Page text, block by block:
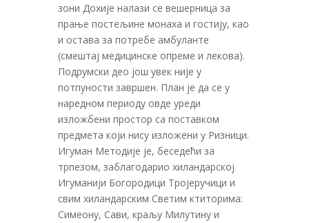
зони Дохије налази се вешерница за
прање постељине монаха и гостију, као
и остава за потребе амбуланте
(смештај медицинске опреме и лекова).
Подрумски део још увек није у
потпуности завршен. План је да се у
наредном периоду овде уреди
изложбени простор са поставком
предмета који нису изложени у Ризници.
Игуман Методије је, беседећи за
трпезом, заблагодарио хиландарској
Игуманији Богородици Тројеручици и
свим хиландарским Светим ктиторима:
Симеону, Сави, краљу Милутину и